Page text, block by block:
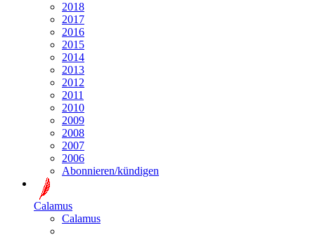
2018
2017
2016
2015
2014
2013
2012
2011
2010
2009
2008
2007
2006
Abonnieren/kündigen
Calamus
Calamus